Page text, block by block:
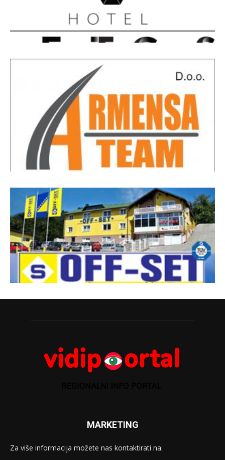
MARKETING
Za više informacija možete nas kontaktirati na: